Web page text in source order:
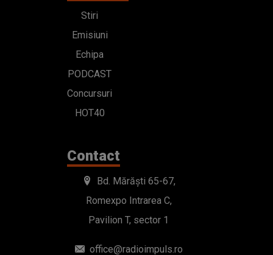
Stiri
Emisiuni
Echipa
PODCAST
Concursuri
HOT40
Contact
Bd. Mărăști 65-67,
Romexpo Intrarea C,
Pavilion T, sector 1
office@radioimpuls.ro